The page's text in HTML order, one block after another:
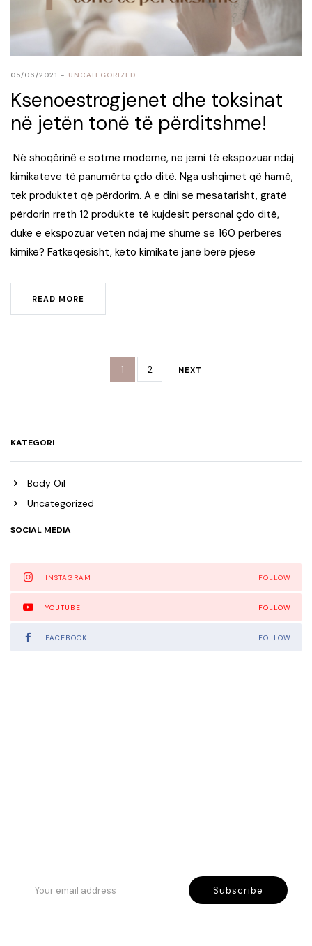
KATEGORI
Body Oil
Uncategorized
SOCIAL MEDIA
INSTAGRAM FOLLOW
YOUTUBE FOLLOW
FACEBOOK FOLLOW
05/06/2021 UNCATEGORIZED
Ksenoestrogjenet dhe toksinat
në jetën tonë të përditshme!
Në shoqërinë e sotme moderne, ne jemi të ekspozuar ndaj
kimikateve të panumërta çdo ditë. Nga ushqimet që hamë,
tek produktet që përdorim. A e dini se mesatarisht, gratë
përdorin rreth 12 produkte të kujdesit personal çdo ditë,
duke e ekspozuar veten ndaj më shumë se 160 përbërës
kimikë?​ Fatkeqësisht, këto kimikate janë bërë pjesë
READ MORE
1 2 NEXT
Subscribe